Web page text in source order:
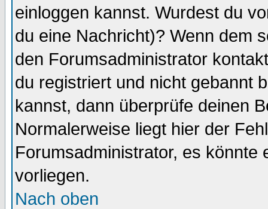
einloggen kannst. Wurdest du
du eine Nachricht)? Wenn dem
den Forumsadministrator
du registriert und nicht gebannt
kannst, dann überprüfe deinen
Normalerweise liegt hier der
Forumsadministrator, es könnte
vorliegen.
Nach oben